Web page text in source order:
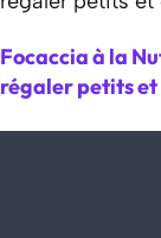
Focaccia à la
régaler petits